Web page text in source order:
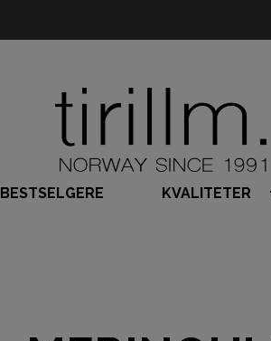
BESTSELGERE KVALITETER